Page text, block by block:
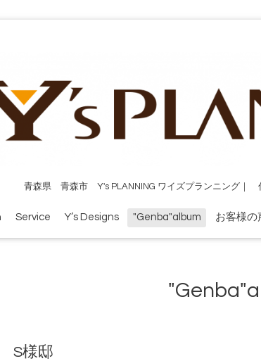
青森県 青森市 Y's PLANNING ワイズプランニング
Service Y’s Designs "Genba"album お客様の
S様邸